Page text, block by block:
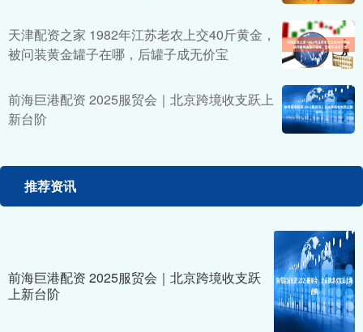
天津配资之家 1982年江苏老农上交40斤黄金，
被问装黄金罐子在哪，后罐子成无价宝
前海巨港配资 2025服贸会｜北京跨境收支跃上
新台阶
推荐资讯
前海巨港配资 2025服贸会｜北京跨境收支跃
上新台阶